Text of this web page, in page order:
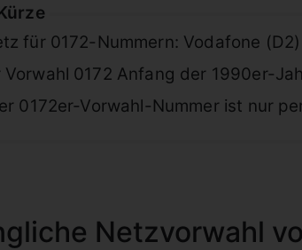
für 0172-Nummern: Vodafone (D2)
0172 Anfang der 1990er-
0172er-Vorwahl-Nummer ist nur
Netzvorwahl